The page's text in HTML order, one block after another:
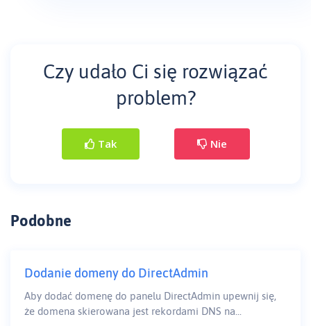
Czy udało Ci się rozwiązać
problem?
Tak Nie
Podobne
Dodanie domeny do DirectAdmin
Aby dodać domenę do panelu DirectAdmin upewnij się,
że domena skierowana jest rekordami DNS na...